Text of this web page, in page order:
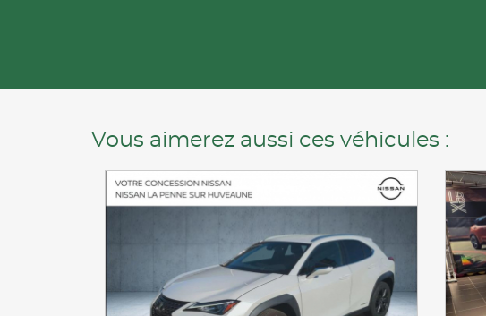
Vous aimerez aussi ces véhicules :